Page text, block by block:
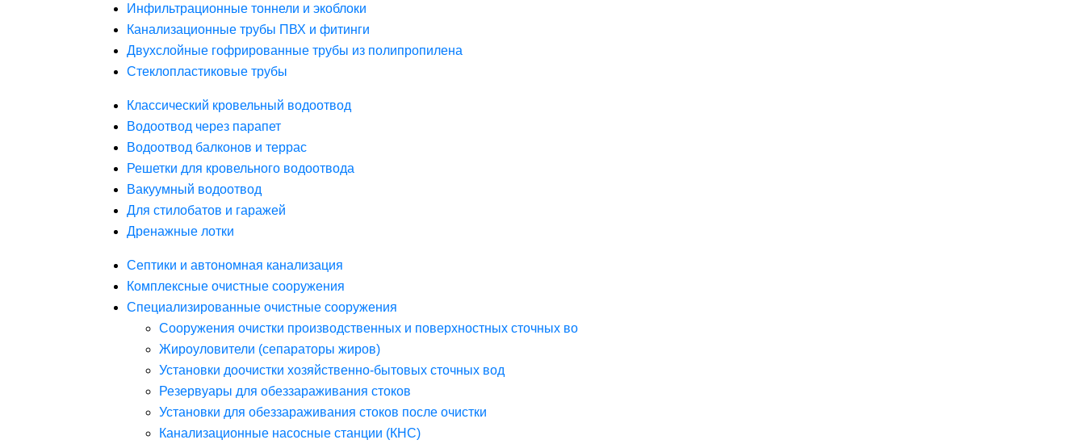
Инфильтрационные тоннели и экоблоки
Канализационные трубы ПВХ и фитинги
Двухслойные гофрированные трубы из полипропилена
Стеклопластиковые трубы
Классический кровельный водоотвод
Водоотвод через парапет
Водоотвод балконов и террас
Решетки для кровельного водоотвода
Вакуумный водоотвод
Для стилобатов и гаражей
Дренажные лотки
Септики и автономная канализация
Комплексные очистные сооружения
Специализированные очистные сооружения
Сооружения очистки производственных и поверхностных сточных во
Жироуловители (сепараторы жиров)
Установки доочистки хозяйственно-бытовых сточных вод
Резервуары для обеззараживания стоков
Установки для обеззараживания стоков после очистки
Канализационные насосные станции (КНС)